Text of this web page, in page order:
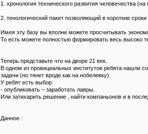
1. хронология технического развития человечества
2. тенологический пакет позволяющий в короткие
Имея эту базу вы вполне можете просчитывать
То есть можете полностью формировать весь высоко
Теперь представьте что на дворе 21 век.
В одном из провициальных институтов ребята нашли
задачи (но тянет вроде как на нобелевку).
У ребят есть выбор:
- опубликовать – заработать лавры.
Или затихарить решение , найти компаньонов и в
Данное :